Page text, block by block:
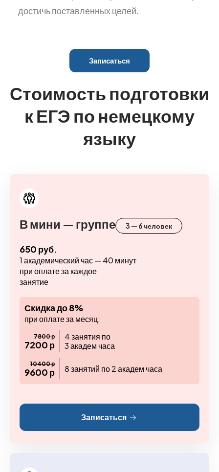
достичь поставленных целей.
Записаться
Стоимость подготовки
к ЕГЭ по немецкому
языку
В мини — группе 3 — 6 человек
650 руб.
1 академический час — 40 минут
при оплате за каждое
занятие
Скидка до 8%
при оплате за месяц:
7800 р
7200 р
4 занятия по
3 академ часа
10400 р
9600 р 8 занятий по 2 академ часа
Записаться